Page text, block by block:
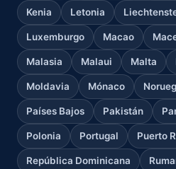
Kenia Letonia
Luxemburgo Macao
Malasia Malaui Malta
Moldavia Mónaco
Países Bajos Pakistán
Polonia Portugal Puerto
República Dominicana